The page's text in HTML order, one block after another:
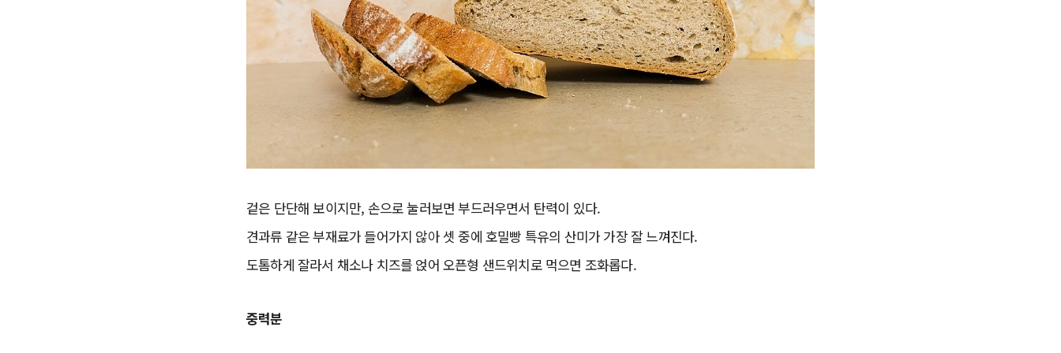
겉은 단단해 보이지만, 손으로 눌러보면 부드러우면서 탄력이 있다.
견과류 같은 부재료가 들어가지 않아 셋 중에 호밀빵 특유의 산미가 가장 잘 느껴진다.
도톰하게 잘라서 채소나 치즈를 얹어 오픈형 샌드위치로 먹으면 조화롭다.
중력분